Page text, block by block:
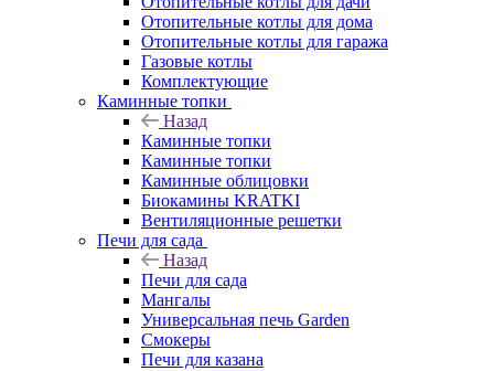
Отопительные котлы для дома
Отопительные котлы для гаража
Газовые котлы
Комплектующие
Каминные топки
Назад
Каминные топки
Каминные топки
Каминные облицовки
Биокамины KRATKI
Вентиляционные решетки
Печи для сада
Назад
Печи для сада
Мангалы
Универсальная печь Garden
Смокеры
Печи для казана